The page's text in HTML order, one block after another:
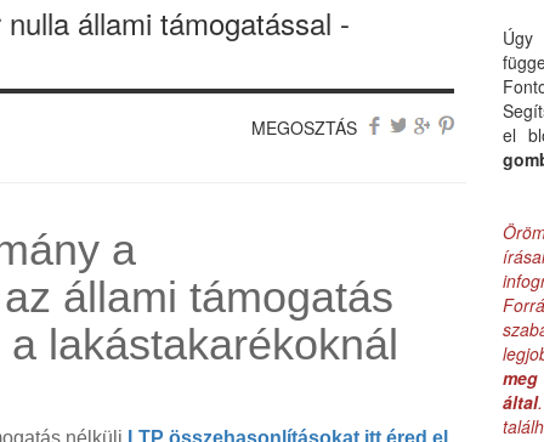
állami támogatással -
MEGOSZTÁS
a
állami támogatás
lakástakarékoknál
Úgy
el
által